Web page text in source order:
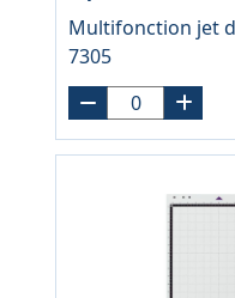
Multifonction jet
7305